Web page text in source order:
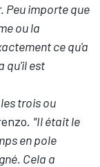
Peu importe que
ou la
ce qu'a
qu'il est
trois ou
"Il était le
en pole
Cela a